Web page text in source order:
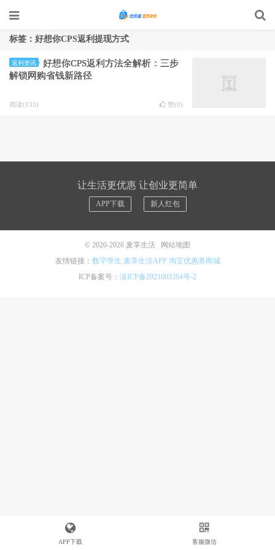
标签：好想你CPS返利提现方式
返利资讯
好想你CPS返利方法全解析：三步
解锁网购省钱新路径
阅读(133) 赞(0)
让生活更优惠 让创业更简单
APP下载 新人红包
© 2020-2026 麦享生活
网站地图
友情链接： 数字孪生 麦享生活APP 淘宝优惠券商城
ICP备案号： 滇ICP备2021003384号-2
APP下载 客服微信